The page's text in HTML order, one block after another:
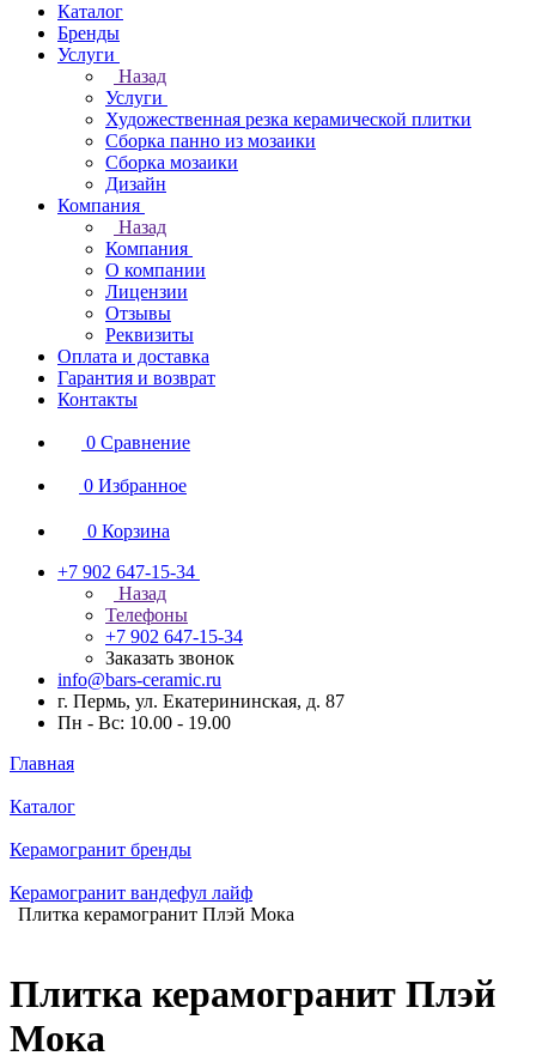
Каталог
Бренды
Услуги
Назад
Услуги
Художественная резка керамической плитки
Сборка панно из мозаики
Сборка мозаики
Дизайн
Компания
Назад
Компания
О компании
Лицензии
Отзывы
Реквизиты
Оплата и доставка
Гарантия и возврат
Контакты
0 Сравнение
0 Избранное
0 Корзина
+7 902 647-15-34
Назад
Телефоны
+7 902 647-15-34
Заказать звонок
info@bars-ceramic.ru
г. Пермь, ул. Екатерининская, д. 87
Пн - Вс: 10.00 - 19.00
Главная
Каталог
Керамогранит бренды
Керамогранит вандефул лайф
Плитка керамогранит Плэй Мока
Плитка керамогранит Плэй
Мока